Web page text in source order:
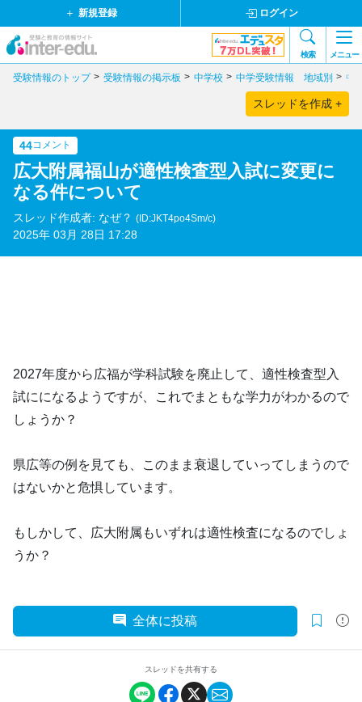
新規登録 ログイン
検索 メニュー
受験情報のトップ 受験情報の掲示板 中学校 中学受験情報 地域別 中
スレッドを作成 +
44コメント
広大附属福山が適性検査型入試に変更に
なる件について
スレッド作成者: なぜ？ (ID:JKT4po4Sm/c)
2025年 03月 28日 17:28
2027年度から広福が学科試験を廃止して、適性検査型入
試にになるようですが、これでまともな学力がわかるので
しょうか？
県広等の例を見ても、このまま衰退していってしまうので
はないかと危惧しています。
もしかして、広大附属もいずれは適性検査になるのでしょ
うか？
全体に投稿
スレッドを共有する